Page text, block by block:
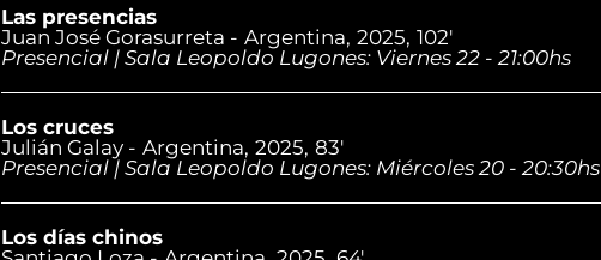
Las presencias
Juan José Gorasurreta - Argentina, 2025, 102'
Presencial | Sala Leopoldo Lugones: Viernes 22 - 21:00hs
Los cruces
Julián Galay - Argentina, 2025, 83'
Presencial | Sala Leopoldo Lugones: Miércoles 20 - 20:30hs
Los días chinos